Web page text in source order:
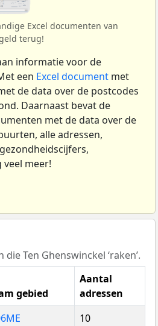
Excel documenten van
terug!
informatie voor de
een Excel document met
de data over de postcodes
Daarnaast bevat de
met de data over de
alle adressen,
meer!
Ten Ghenswinckel ‘raken’.
gebied
Aantal
adressen
10